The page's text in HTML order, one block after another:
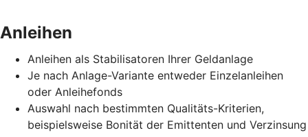
Anleihen
Anleihen als Stabilisatoren Ihrer Geldanlage
Je nach Anlage-Variante entweder Einzelanleihen
oder Anleihefonds
Auswahl nach bestimmten Qualitäts-Kriterien,
beispielsweise Bonität der Emittenten und Verzinsung